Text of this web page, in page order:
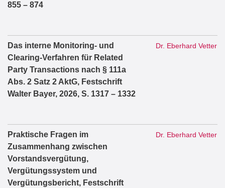
855 – 874
Das interne Monitoring- und
Clearing-Verfahren für Related
Party Transactions nach § 111a
Abs. 2 Satz 2 AktG, Festschrift
Walter Bayer, 2026, S. 1317 – 1332
Dr. Eberhard Vetter
Praktische Fragen im
Zusammenhang zwischen
Vorstandsvergütung,
Vergütungssystem und
Vergütungsbericht, Festschrift
Dr. Eberhard Vetter